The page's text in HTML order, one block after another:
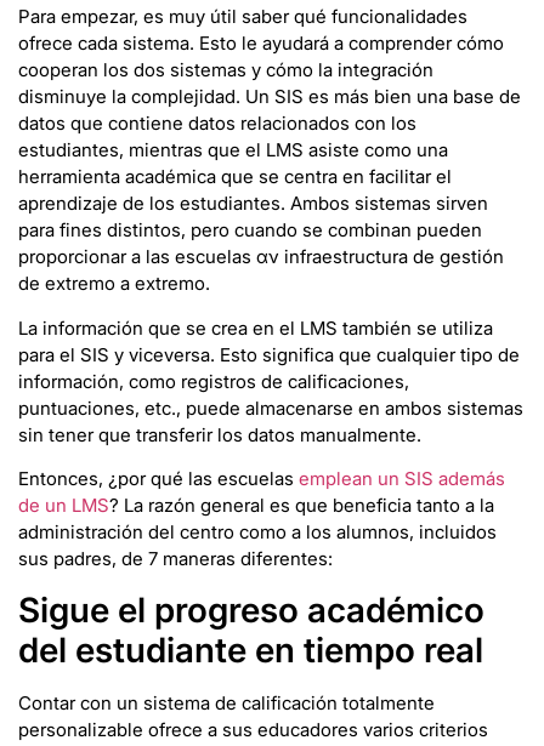
Para empezar, es muy útil saber qué funcionalidades
ofrece cada sistema. Esto le ayudará a comprender cómo
cooperan los dos sistemas y cómo la integración
disminuye la complejidad. Un SIS es más bien una base de
datos que contiene datos relacionados con los
estudiantes, mientras que el LMS asiste como una
herramienta académica que se centra en facilitar el
aprendizaje de los estudiantes. Ambos sistemas sirven
para fines distintos, pero cuando se combinan pueden
proporcionar a las escuelas αν infraestructura de gestión
de extremo a extremo.
La información que se crea en el LMS también se utiliza
para el SIS y viceversa. Esto significa que cualquier tipo de
información, como registros de calificaciones,
puntuaciones, etc., puede almacenarse en ambos sistemas
sin tener que transferir los datos manualmente.
Entonces, ¿por qué las escuelas emplean un SIS además
de un LMS? La razón general es que beneficia tanto a la
administración del centro como a los alumnos, incluidos
sus padres, de 7 maneras diferentes:
Sigue el progreso académico
del estudiante en tiempo real
Contar con un sistema de calificación totalmente
personalizable ofrece a sus educadores varios criterios